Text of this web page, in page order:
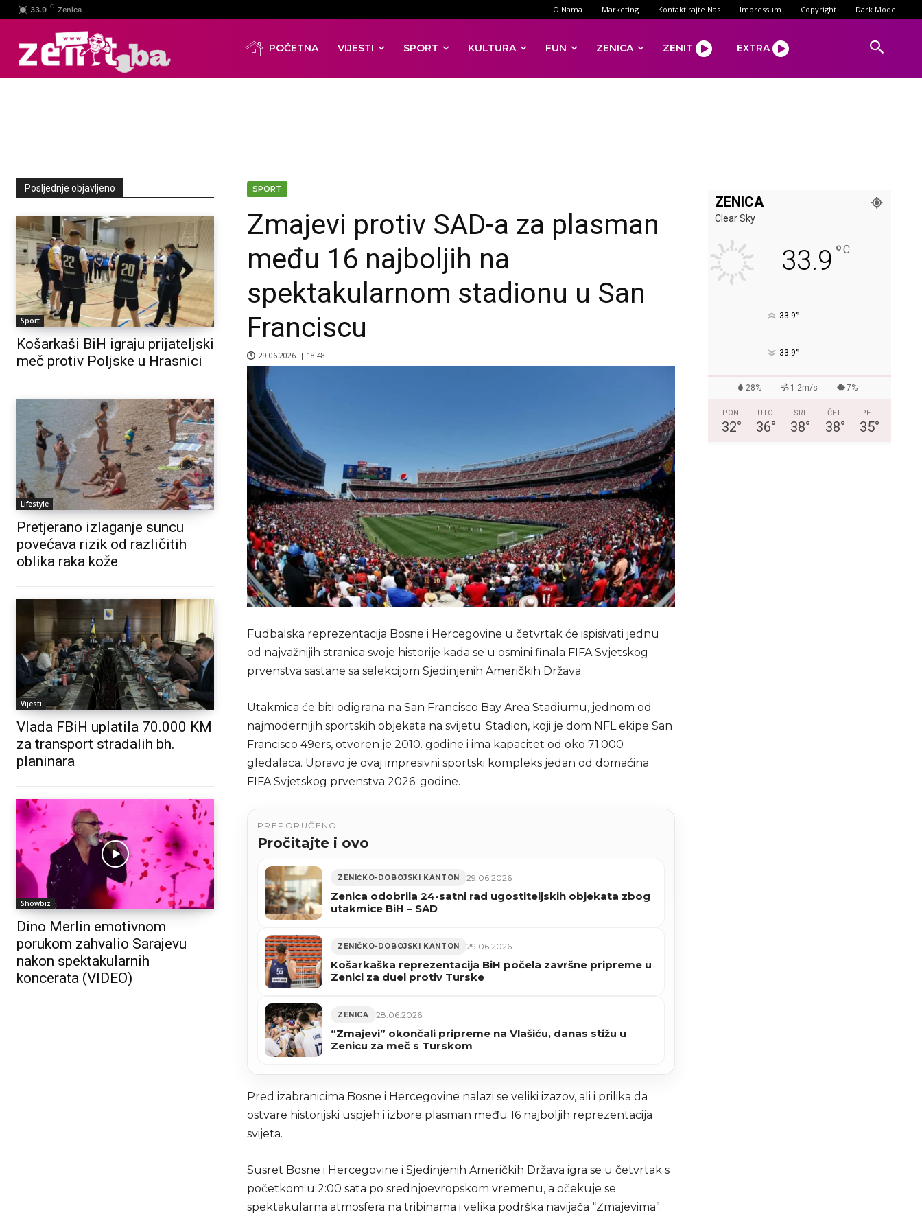
33.9 C Zenica O Nama Marketing Kontaktirajte Nas Impressum Copyright Dark Mode
POČETNA VIJESTI SPORT KULTURA FUN ZENICA ZENIT EXTRA
Posljednje objavljeno
Sport
Košarkaši BiH igraju prijateljski
meč protiv Poljske u Hrasnici
Lifestyle
Pretjerano izlaganje suncu
povećava rizik od različitih
oblika raka kože
Vijesti
Vlada FBiH uplatila 70.000 KM
za transport stradalih bh.
planinara
Showbiz
Dino Merlin emotivnom
porukom zahvalio Sarajevu
nakon spektakularnih
koncerata (VIDEO)
SPORT
Zmajevi protiv SAD-a za plasman
među 16 najboljih na
spektakularnom stadionu u San
Franciscu
29.06.2026. | 18:48
Fudbalska reprezentacija Bosne i Hercegovine u četvrtak će ispisivati jednu
od najvažnijih stranica svoje historije kada se u osmini finala FIFA Svjetskog
prvenstva sastane sa selekcijom Sjedinjenih Američkih Država.
Utakmica će biti odigrana na San Francisco Bay Area Stadiumu, jednom od
najmodernijih sportskih objekata na svijetu. Stadion, koji je dom NFL ekipe San
Francisco 49ers, otvoren je 2010. godine i ima kapacitet od oko 71.000
gledalaca. Upravo je ovaj impresivni sportski kompleks jedan od domaćina
FIFA Svjetskog prvenstva 2026. godine.
PREPORUČENO
Pročitajte i ovo
ZENIČKO-DOBOJSKI KANTON 29.06.2026
Zenica odobrila 24-satni rad ugostiteljskih objekata zbog
utakmice BiH – SAD
ZENIČKO-DOBOJSKI KANTON 29.06.2026
Košarkaška reprezentacija BiH počela završne pripreme u
Zenici za duel protiv Turske
ZENICA 28.06.2026
“Zmajevi” okončali pripreme na Vlašiću, danas stižu u
Zenicu za meč s Turskom
Pred izabranicima Bosne i Hercegovine nalazi se veliki izazov, ali i prilika da
ostvare historijski uspjeh i izbore plasman među 16 najboljih reprezentacija
svijeta.
Susret Bosne i Hercegovine i Sjedinjenih Američkih Država igra se u četvrtak s
početkom u 2:00 sata po srednjoevropskom vremenu, a očekuje se
spektakularna atmosfera na tribinama i velika podrška navijača “Zmajevima”.
ZENICA
Clear Sky
33.9 °C
33.9°
33.9°
28% 1.2m/s 7%
PON
32°
UTO
36°
SRI
38°
ČET
38°
PET
35°